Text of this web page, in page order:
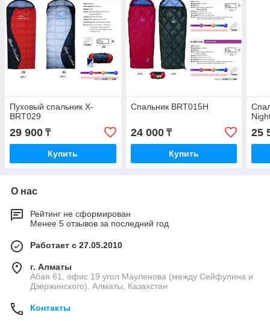
Пуховый спальник X-
BRT029
29 900 ₸
Купить
Спальник BRT015H
24 000₸
Купить
25
О нас
Рейтинг не сформирован
Менее 5 отзывов за последний год
Работает с 27.05.2010
г. Алматы
Абая 61, офис 19 угол Мауленова (между Сейфулина и
Дзержинского), Алматы, Казахстан
Контакты